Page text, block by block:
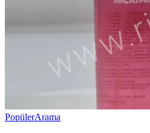
PopülerArama